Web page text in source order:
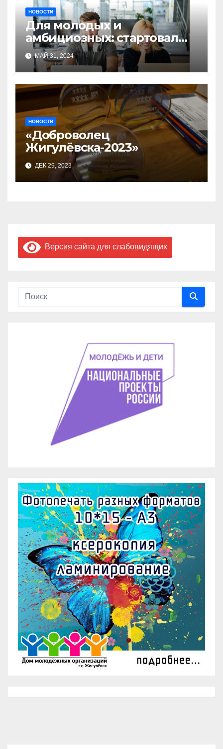
НОВОСТИ
Для молодых и
амбициозных: стартовал
прием заявок на участие в
бизнес-акселераторе «Ты
предприниматель»
МАЙ 31, 2024
НОВОСТИ
«Доброволец
Жигулёвска-2023»
ДЕК 29, 2023
Версия сайта для слабовидящих